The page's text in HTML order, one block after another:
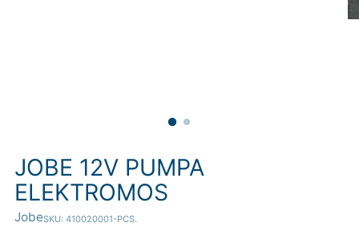
JOBE 12V PUMPA
ELEKTROMOS
JobeSKU: 410020001-PCS.